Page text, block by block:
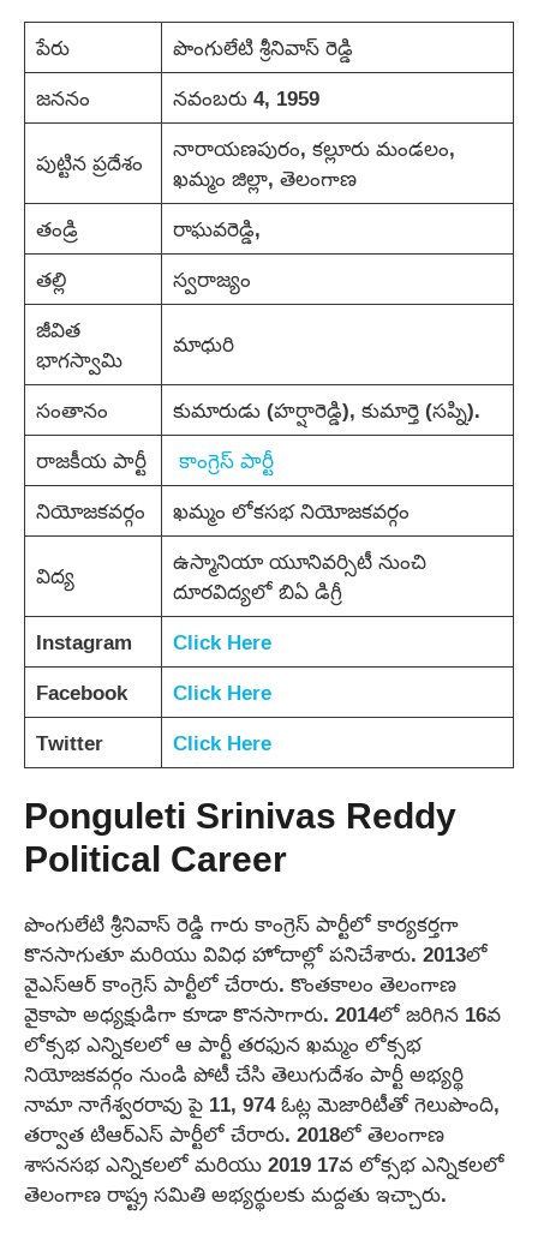
పేరు
పొంగులేటి శ్రీనివాస్ రెడ్డి
జననం
నవంబరు 4, 1959
పుట్టిన ప్రదేశం
నారాయణపురం, కల్లూరు మండలం,
ఖమ్మం జిల్లా, తెలంగాణ
తండ్రి
రాఘ‌వ‌రెడ్డి,
తల్లి
స్వ‌రాజ్యం
జీవిత
భాగస్వామి
మాధురి
సంతానం
కుమారుడు (హర్షారెడ్డి), కుమార్తె (సప్ని).
రాజకీయ పార్టీ
కాంగ్రెస్ పార్టీ
నియోజకవర్గం
ఖమ్మం లోకసభ నియోజకవర్గం
విద్య
ఉస్మానియా యూనివర్సిటీ నుంచి
దూరవిద్యలో బిఏ డిగ్రీ
Instagram
Click Here
Facebook
Click Here
Twitter
Click Here
Ponguleti Srinivas Reddy
Political Career
పొంగులేటి శ్రీనివాస్ రెడ్డి గారు కాంగ్రెస్ పార్టీలో కార్యకర్తగా
కొనసాగుతూ మరియు వివిధ హోదాల్లో పనిచేశారు. 2013లో
వైఎస్ఆర్ కాంగ్రెస్ పార్టీలో చేరారు. కొంతకాలం తెలంగాణ
వైకాపా అధ్యక్షుడిగా కూడా కొనసాగారు. 2014లో జరిగిన 16వ
లోక్సభ ఎన్నికలలో ఆ పార్టీ తరఫున ఖమ్మం లోక్సభ
నియోజకవర్గం నుండి పోటీ చేసి తెలుగుదేశం పార్టీ అభ్యర్థి
నామా నాగేశ్వరరావు పై 11, 974 ఓట్ల మెజారిటీతో గెలుపొంది,
తర్వాత టిఆర్ఎస్ పార్టీలో చేరారు. 2018లో తెలంగాణ
శాసనసభ ఎన్నికలలో మరియు 2019 17వ లోక్సభ ఎన్నికలలో
తెలంగాణ రాష్ట్ర సమితి అభ్యర్థులకు మద్దతు ఇచ్చారు.